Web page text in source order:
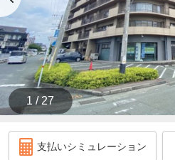
1 / 27
支払いシミュレーション